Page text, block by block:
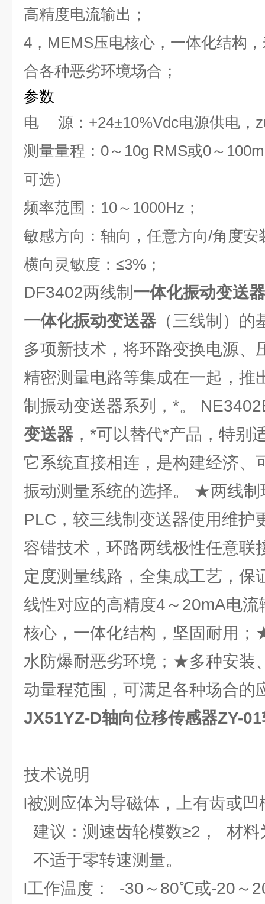
高精度电流输出；
4 ， MEMS压电核心，一体化结构
合各种恶劣环境场合；
参数
电
源： +24±10%Vdc电源供电，
测量量程： 0～ 10g RMS或0～
可选）
频率范围： 10～ 1000Hz ；
敏感方向：轴向，任意方向/角度安
横向灵敏度： ≤3% ；
DF3402两线制 一体化振动变送器
一体化振动变送器 （三线制）
多项新技术，将环路变换电源、
精密测量电路等集成在一起，推
制振动变送器系列，*。
变送器 ，*可以替代*产品，特别
它系统直接相连，是构建经济、
振动测量系统的选择。 ★两线制
PLC，较三线制变送器使用维
容错技术，环路两线极性任意
定度测量线路，全集成工艺，保
线性对应的高精度4～20mA电
核心，一体化结构，坚固耐用
水防爆耐恶劣环境；★多种安装
动量程范围，可满足各种场合的
JX51YZ-D轴向位移传感器ZY-
技术说明
l被测应体为导磁体，上有齿或凹
建议：测速齿轮模数≥2， 材料
不适于零转速测量。
l工作温度： -30～80℃或-20～